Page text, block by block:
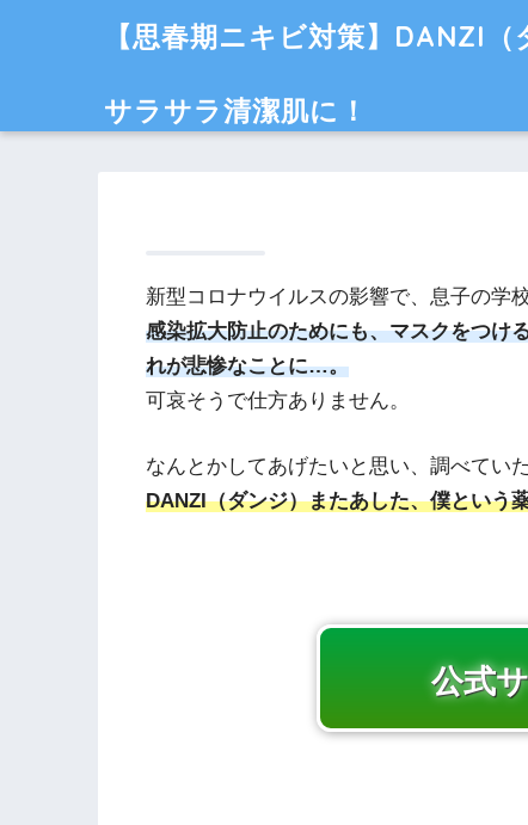
【思春期ニキビ対策】DANZI
サラサラ清潔肌に！
新型コロナウイルスの影響で、息子の学
感染拡大防止のためにも、マスクをつけ
れが悲惨なことに…。
可哀そうで仕方ありません。
なんとかしてあげたいと思い、調べていた
DANZI（ダンジ）またあした、僕という
公式